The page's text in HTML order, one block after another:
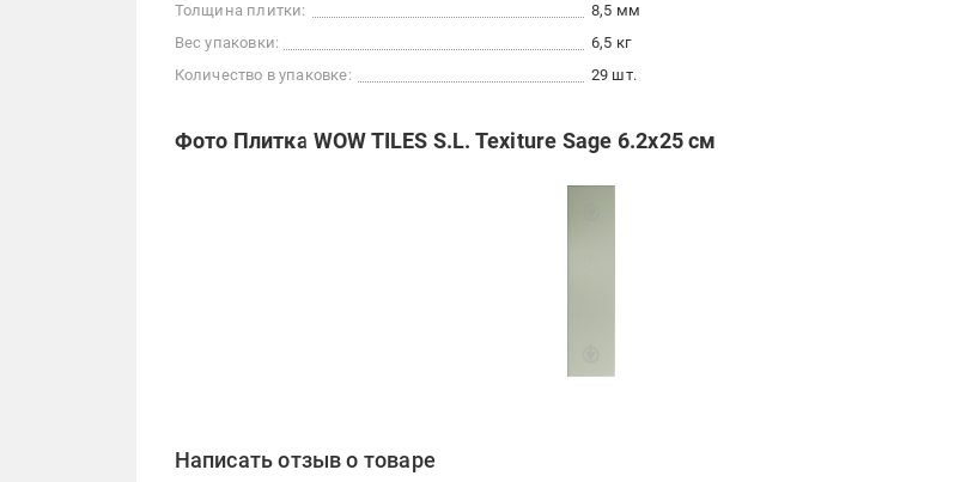
Толщина плитки:
8,5 мм
Вес упаковки:
6,5 кг
Количество в упаковке:
29 шт.
Фото Плитка WOW TILES S.L. Texiture Sage 6.2x25 см
Написать отзыв о товаре